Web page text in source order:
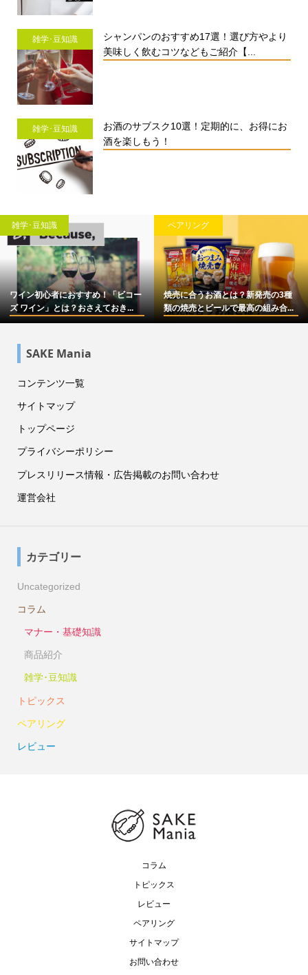
雑学･豆知識
シャンパンのおすすめ17選！選び方やより
美味しく飲むコツなどもご紹介【...
雑学･豆知識
お酒のサブスク10選！定期的に、お得にお
酒を楽しもう！
雑学･豆知識
ワイン初心者におすすめ！「ビコー
ズ ワイン」とは？おさえておき...
ペアリング
焼売に合うお酒とは？新発売の3種
類の焼売とビールで最高の組み合...
SAKE Mania
コンテンツ一覧
サイトマップ
トップページ
プライバシーポリシー
プレスリリース情報・広告掲載のお問い合わせ
運営会社
カテゴリー
Uncategorized
コラム
マナー・基礎知識
商品紹介
雑学･豆知識
トピックス
ペアリング
レビュー
コラム
トピックス
レビュー
ペアリング
サイトマップ
お問い合わせ